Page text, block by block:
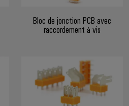
Bloc de jonction PCB avec
raccordement à vis